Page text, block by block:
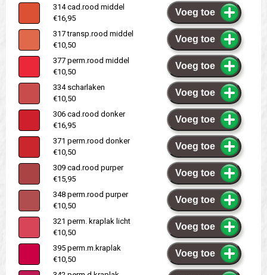
314 cad.rood middel
€16,95
Voeg toe
317 transp.rood middel
€10,50
Voeg toe
377 perm.rood middel
€10,50
Voeg toe
334 scharlaken
€10,50
Voeg toe
306 cad.rood donker
€16,95
Voeg toe
371 perm.rood donker
€10,50
Voeg toe
309 cad.rood purper
€15,95
Voeg toe
348 perm.rood purper
€10,50
Voeg toe
321 perm. kraplak licht
€10,50
Voeg toe
395 perm.m.kraplak
€10,50
Voeg toe